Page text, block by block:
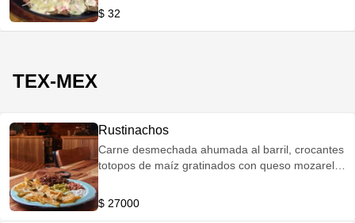
elegir entre: Papa rústica o francesa Vegetales
$ 32
TEX-MEX
Rustinachos
Carne desmechada ahumada al barril, crocantes
totopos de maíz gratinados con queso mozarella
guacamole, pico de gallo y jalapeños
$ 27000